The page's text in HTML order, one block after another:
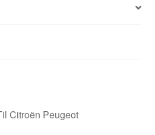
Citroën Peugeot